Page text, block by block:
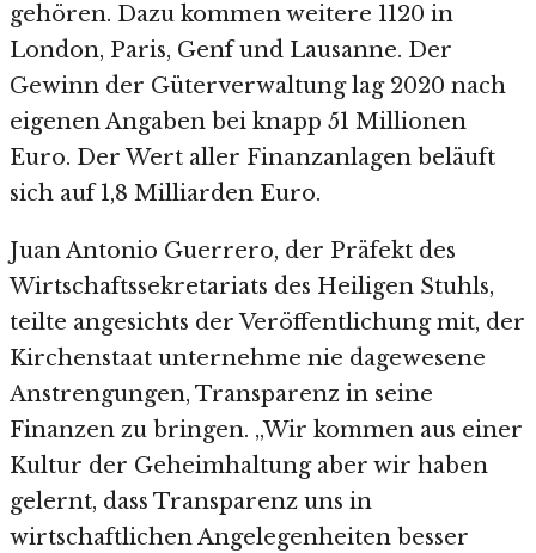
gehören. Dazu kommen weitere 1120 in
London, Paris, Genf und Lausanne. Der
Gewinn der Güterverwaltung lag 2020 nach
eigenen Angaben bei knapp 51 Millionen
Euro. Der Wert aller Finanzanlagen beläuft
sich auf 1,8 Milliarden Euro.
Juan Antonio Guerrero, der Präfekt des
Wirtschaftssekretariats des Heiligen Stuhls,
teilte angesichts der Veröffentlichung mit, der
Kirchenstaat unternehme nie dagewesene
Anstrengungen, Transparenz in seine
Finanzen zu bringen. „Wir kommen aus einer
Kultur der Geheimhaltung aber wir haben
gelernt, dass Transparenz uns in
wirtschaftlichen Angelegenheiten besser